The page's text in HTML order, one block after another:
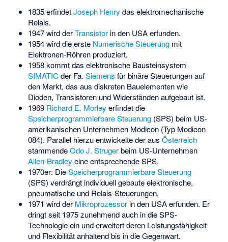
1835 erfindetJoseph Henry das elektromechanische
Relais.
1947 wird derTransistorin den USA erfunden.
1954 wird die erste Numerische Steuerungmit
Elektronen-Röhren produziert.
1958 kommt das elektronische Bausteinsystem
SIMATICder Fa. Siemens für binäre Steuerungen auf
den Markt, das aus diskreten Bauelementen wie
Dioden, Transistoren und Widerständen aufgebaut ist.
1969 Richard E. Morley erfindet die
Speicherprogrammierbare Steuerung(SPS) beim US-
amerikanischen Unternehmen Modicon (Typ Modicon
084). Parallel hierzu entwickelte der aus Österreich
stammendeOdo J. Strugerbeim US-Unternehmen
Allen-Bradley eine entsprechende SPS.
1970er: DieSpeicherprogrammierbare Steuerung
(SPS) verdrängt individuell gebaute elektronische,
pneumatische und Relais-Steuerungen.
1971 wird der Mikroprozessorin den USA erfunden. Er
dringt seit 1975 zunehmend auch in die SPS-
Technologie ein und erweitert deren Leistungsfähigkeit
und Flexibilität anhaltend bis in die Gegenwart.